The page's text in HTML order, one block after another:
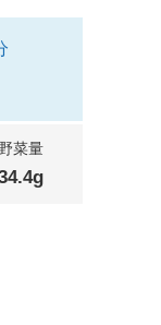
野菜量